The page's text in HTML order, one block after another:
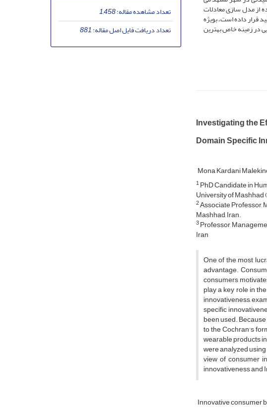
از مدل سازی معادلات
قرار داده است، بویژه
در زمینه خاص بهترین
Investigating the
Domain Specific
Mona Kardani
1PhD Candidate in
University of Mashhad
2Associate Professor,
Mashhad, Iran.
3Professor,
Iran
One of the most
advantage.
consumers
play a key role in
innovativeness,
specific
been used.
to the Cochran's
wearable products
were analyzed
view of consumer
innovativeness and
Innovative consumer
تعداد مشاهده مقاله:1,458
تعداد دریافت فایل اصل مقاله:881